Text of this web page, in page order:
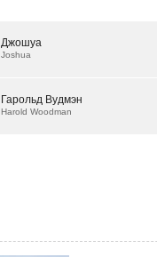
Джошуа
Joshua
Гарольд Вудмэн
Harold Woodman